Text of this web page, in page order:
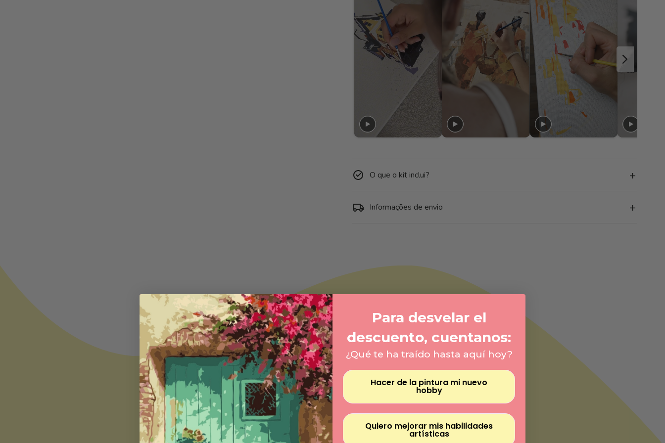
O que o kit inclui?
Informações de envio
Para desvelar el
descuento, cuentanos:
¿Qué te ha traído hasta aquí hoy?
Hacer de la pintura mi nuevo
hobby
Quiero mejorar mis habilidades
artísticas